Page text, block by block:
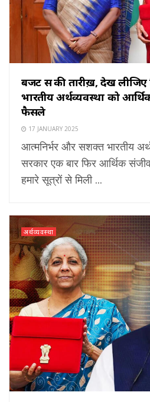
बजट सत्र की तारीख़, देख
भारतीय अर्थव्यवस्था को
फैसले
17 JANUARY 2025
आत्मनिर्भर और सशक्त भारतीय
सरकार एक बार फिर आर्थिक
हमारे सूत्रों से मिली ...
अर्थव्यवस्था